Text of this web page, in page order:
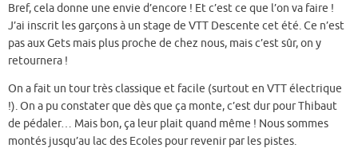
Bref, cela donne une envie d’encore ! Et c’est ce que l’on va faire !
J’ai inscrit les garçons à un stage de VTT Descente cet été. Ce n’est
pas aux Gets mais plus proche de chez nous, mais c’est sûr, on y
retournera !
On a fait un tour très classique et facile (surtout en VTT électrique
!). On a pu constater que dès que ça monte, c’est dur pour Thibaut
de pédaler… Mais bon, ça leur plait quand même ! Nous sommes
montés jusqu’au lac des Ecoles pour revenir par les pistes.